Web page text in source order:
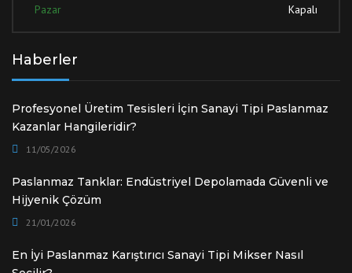
Pazar
Kapalı
Haberler
Profesyonel Üretim Tesisleri İçin Sanayi Tipi Paslanmaz
Kazanlar Hangileridir?
11/05/2026
Paslanmaz Tanklar: Endüstriyel Depolamada Güvenli ve
Hijyenik Çözüm
21/01/2026
En İyi Paslanmaz Karıştırıcı Sanayi Tipi Mikser Nasıl